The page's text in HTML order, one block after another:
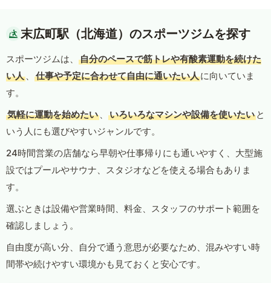
末広町駅（北海道）のスポーツジムを探す
スポーツジムは、
自分のペースで筋トレや有酸素運動を続けた
い人 、 仕事や予定に合わせて自由に通いたい人に向いていま
す。
気軽に運動を始めたい 、 いろいろなマシンや設備を使いたい と
いう人にも選びやすいジャンルです。
24時間営業の店舗なら早朝や仕事帰りにも通いやすく、大型施
設ではプールやサウナ、スタジオなどを使える場合もありま
す。
選ぶときは設備や営業時間、料金、スタッフのサポート範囲を
確認しましょう。
自由度が高い分、自分で通う意思が必要なため、混みやすい時
間帯や続けやすい環境かも見ておくと安心です。